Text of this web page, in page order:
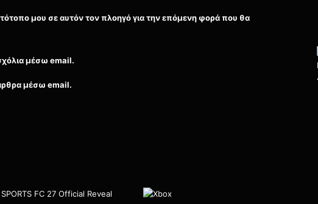
μου σε αυτόν τον πλοηγό για την επόμενη φορά που θα
μέσω email.
μέσω email.